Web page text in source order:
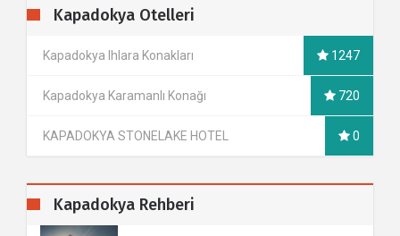
Kapadokya Otelleri
Kapadokya Ihlara Konakları 1247
Kapadokya Karamanlı Konağı 720
KAPADOKYA STONELAKE HOTEL 0
Kapadokya Rehberi